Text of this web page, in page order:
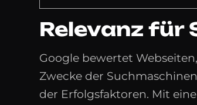
Relevanz für
Google bewertet
Zwecke der
der Erfolgsfaktoren. Mit